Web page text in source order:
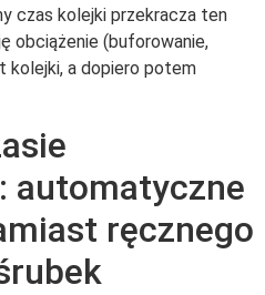
czas kolejki przekracza ten
obciążenie (buforowanie,
kolejki, a dopiero potem
automatyczne
ręcznego